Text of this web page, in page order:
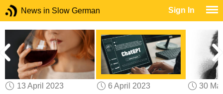
News in Slow German Sign In
13 April 2023
6 April 2023
30